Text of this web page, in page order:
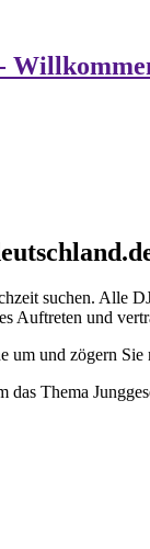
suchen. Alle
Auftreten und
um und zögern
Thema